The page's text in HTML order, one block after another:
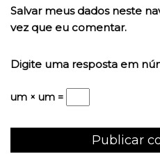
Salvar meus dados neste
vez que eu comentar.
Digite uma resposta em
um × um =